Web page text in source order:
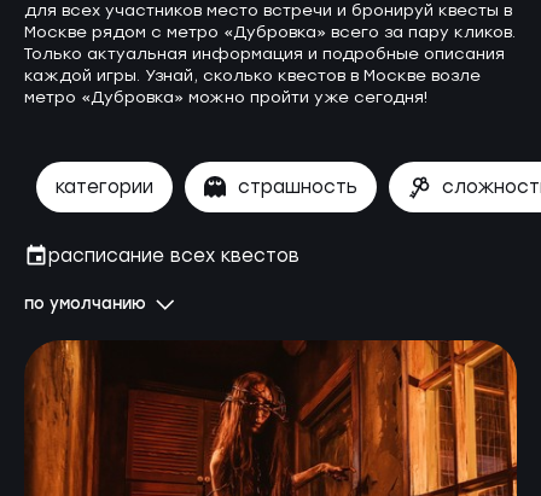
для всех участников место встречи и бронируй квесты в
Москве рядом с метро «Дубровка» всего за пару кликов.
Только актуальная информация и подробные описания
каждой игры. Узнай, сколько квестов в Москве возле
метро «Дубровка» можно пройти уже сегодня!
категории страшность
по умолчанию
расписание всех квестов